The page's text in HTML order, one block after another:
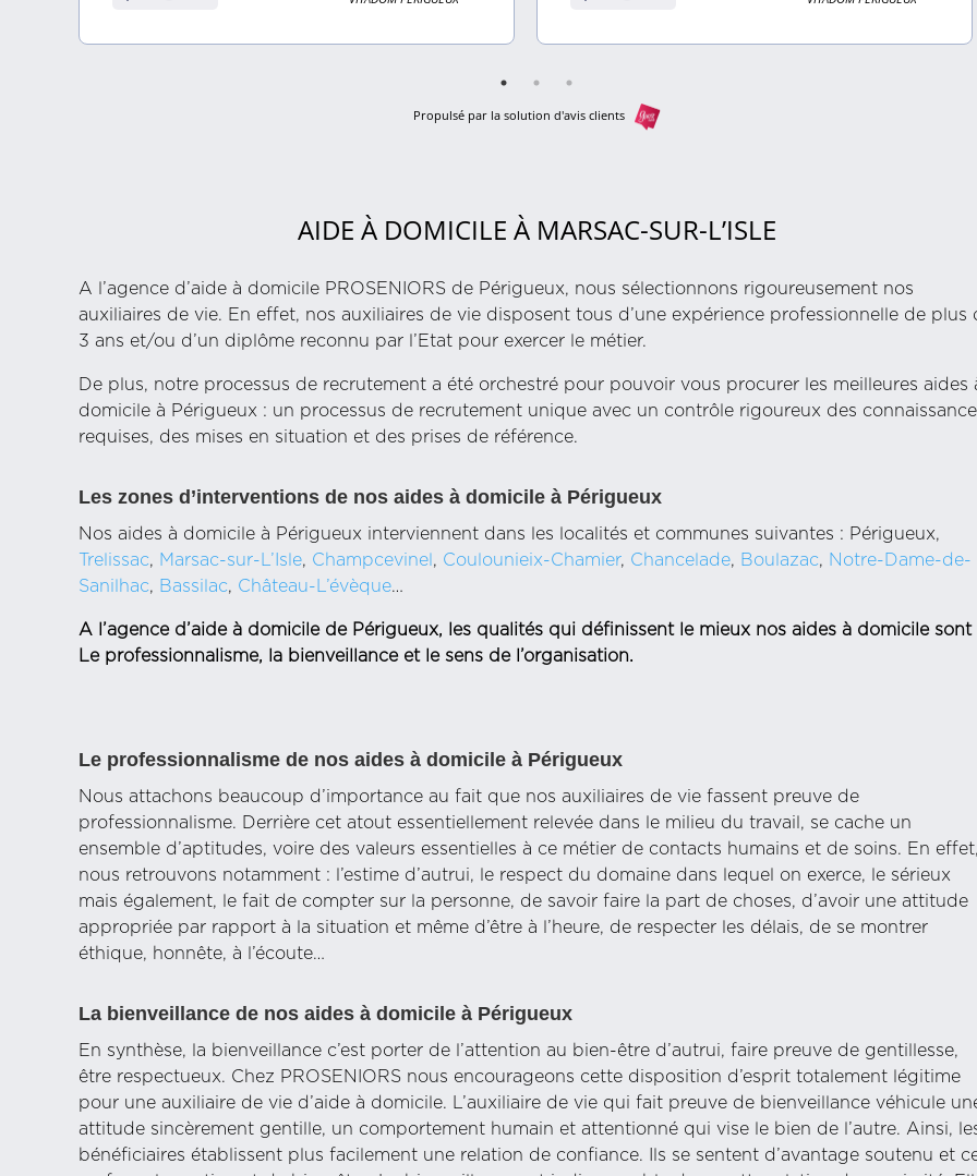
10
10
Propulsé par la solution d'avis clients
AIDE À DOMICILE À MARSAC-SUR-L’ISLE
A l’agence d’aide à domicile PROSENIORS de Périgueux, nous sélectionnons rigoureusement nos
auxiliaires de vie. En effet, nos auxiliaires de vie disposent tous d’une expérience professionnelle de plus
3 ans et/ou d’un diplôme reconnu par l’Etat pour exercer le métier.
De plus, notre processus de recrutement a été orchestré pour pouvoir vous procurer les meilleures aides
domicile à Périgueux : un processus de recrutement unique avec un contrôle rigoureux des
requises, des mises en situation et des prises de référence.
Les zones d’interventions de nos aides à domicile à Périgueux
Nos aides à domicile à Périgueux interviennent dans les localités et communes suivantes : Périgueux,
Trelissac, Marsac-sur-L’Isle, Champcevinel , Coulounieix-Chamier, Chancelade, Boulazac, Notre-Dame-de-
Sanilhac, Bassilac, Château-L’évèque…
A l’agence d’aide à domicile de Périgueux, les qualités qui définissent le mieux nos aides à domicile sont
Le professionnalisme, la bienveillance et le sens de l’organisation.
Le professionnalisme de nos aides à domicile à Périgueux
Nous attachons beaucoup d’importance au fait que nos auxiliaires de vie fassent preuve de
professionnalisme. Derrière cet atout essentiellement relevée dans le milieu du travail, se cache un
ensemble d’aptitudes, voire des valeurs essentielles à ce métier de contacts humains et de soins. En effet,
nous retrouvons notamment : l’estime d’autrui, le respect du domaine dans lequel on exerce, le sérieux
mais également, le fait de compter sur la personne, de savoir faire la part de choses, d’avoir une attitude
appropriée par rapport à la situation et même d’être à l’heure, de respecter les délais, de se montrer
éthique, honnête, à l’écoute…
La bienveillance de nos aides à domicile à Périgueux
En synthèse, la bienveillance c’est porter de l’attention au bien-être d’autrui, faire preuve de gentillesse,
être respectueux. Chez PROSENIORS nous encourageons cette disposition d’esprit totalement légitime
pour une auxiliaire de vie d’aide à domicile. L’auxiliaire de vie qui fait preuve de bienveillance véhicule
attitude sincèrement gentille, un comportement humain et attentionné qui vise le bien de l’autre. Ainsi,
bénéficiaires établissent plus facilement une relation de confiance. Ils se sentent d’avantage soutenu et